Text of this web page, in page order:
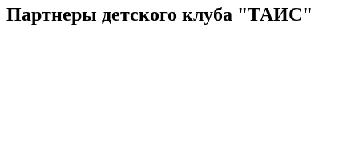
Партнеры детского клуба "ТАИС"